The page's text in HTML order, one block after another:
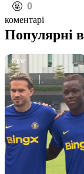
️🤬 0
коментарі